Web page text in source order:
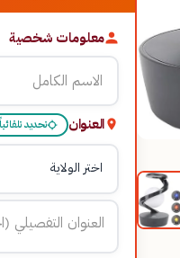
معلومات شخصية
العنوان تحديد تلقائياً